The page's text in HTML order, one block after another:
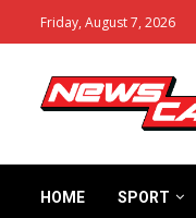
Friday, August 7, 2026
HOME SPORT